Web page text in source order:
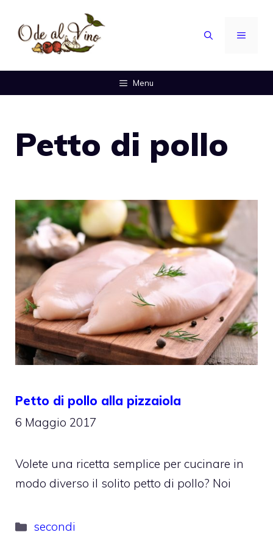
contenuto
MENU
Menu
Petto di pollo
Petto di pollo alla pizzaiola
6 Maggio 2017
Volete una ricetta semplice per cucinare in
modo diverso il solito petto di pollo? Noi
Categorie
secondi